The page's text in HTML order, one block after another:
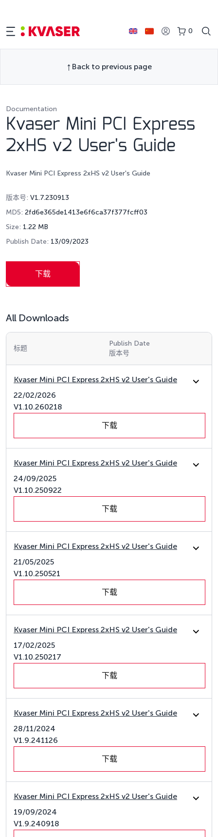
0
Back to previous page
Documentation
Kvaser Mini PCI Express
2xHS v2 User's Guide
Kvaser Mini PCI Express 2xHS v2 User's Guide
版本号: V1.7.230913
MD5: 2fd6e365de1413e6f6ca37f377fcff03
Size: 1.22 MB
Publish Date: 13/09/2023
下载
All Downloads
标题
Publish Date
版本号
Kvaser Mini PCI Express 2xHS v2 User's Guide
22/02/2026
V1.10.260218
下载
Kvaser Mini PCI Express 2xHS v2 User's Guide
24/09/2025
V1.10.250922
下载
Kvaser Mini PCI Express 2xHS v2 User's Guide
21/05/2025
V1.10.250521
下载
Kvaser Mini PCI Express 2xHS v2 User's Guide
17/02/2025
V1.10.250217
下载
Kvaser Mini PCI Express 2xHS v2 User's Guide
28/11/2024
V1.9.241126
下载
Kvaser Mini PCI Express 2xHS v2 User's Guide
19/09/2024
V1.9.240918